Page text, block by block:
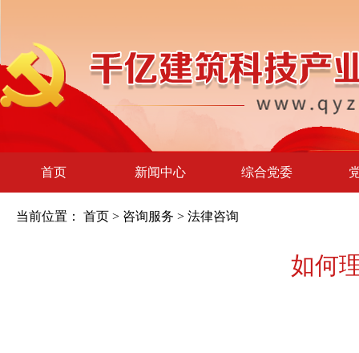
首页 新闻中心 综合党委
当前位置： 首页 > 咨询服务 > 法律咨询
如何